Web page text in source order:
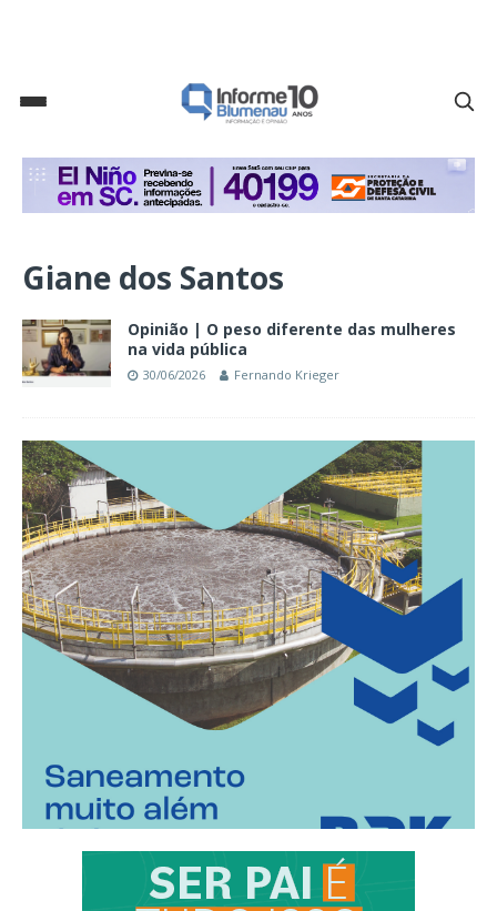
Giane dos Santos
Opinião | O peso diferente das mulheres
na vida pública
30/06/2026 Fernando Krieger